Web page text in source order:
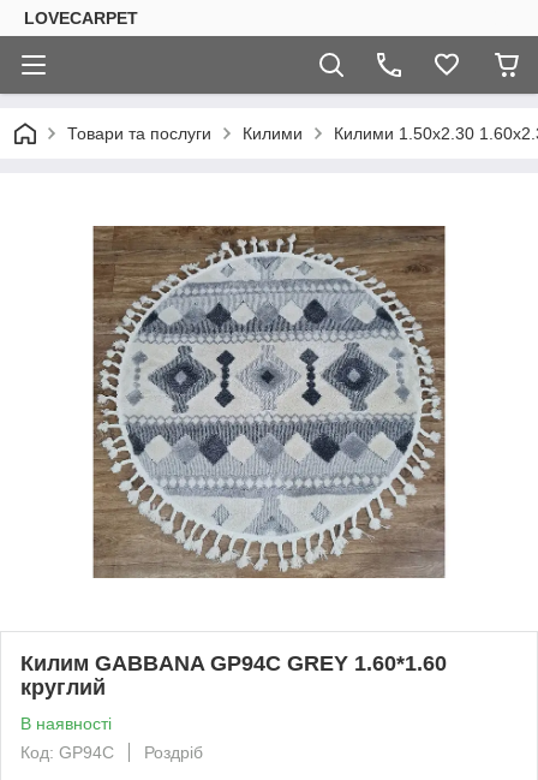
LOVECARPET
Товари та послуги Килими Килими 1.50х2.30
Килим GABBANA GP94C GREY 1.60*1.60
круглий
В наявності
Код: GP94C
Роздріб